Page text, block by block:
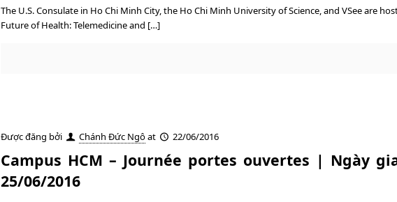
The U.S. Consulate in Ho Chi Minh City, the Ho Chi Minh University of Science, and VSee are
Future of Health: Telemedicine and […]
Được đăng bởi Chánh Đức Ngôat 22/06/2016
Campus HCM – Journée portes ouvertes | Ngày
25/06/2016